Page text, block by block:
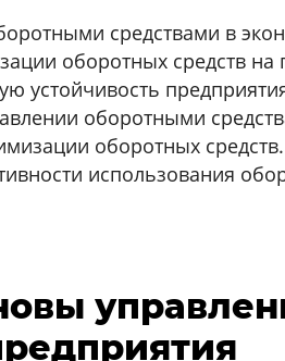
средствами в
оборотных средств на
устойчивость
оборотными
оборотных средств.
использования